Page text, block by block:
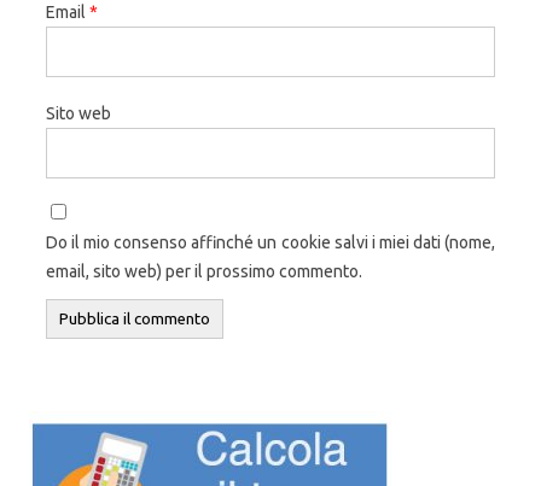
Email *
Sito web
Do il mio consenso affinché un cookie salvi i miei dati (nome,
email, sito web) per il prossimo commento.